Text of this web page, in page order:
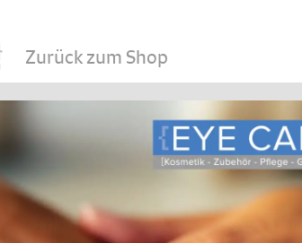
Zurück zum Shop